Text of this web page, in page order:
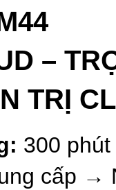
–
TRỊ
300 phút
cấp →